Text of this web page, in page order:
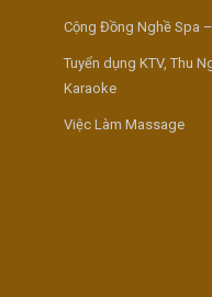
Cộng Đồng Nghề Spa
Tuyển dụng KTV, Thu
Karaoke
Việc Làm Massage